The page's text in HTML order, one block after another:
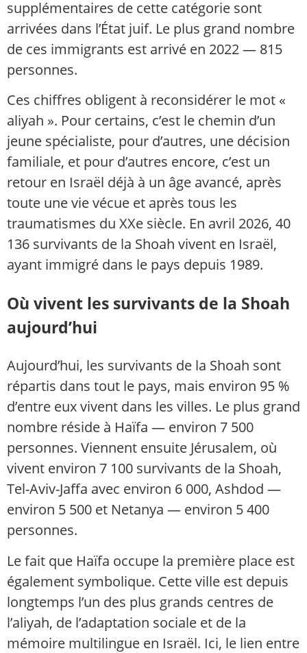
supplémentaires de cette catégorie sont
arrivées dans l’État juif. Le plus grand nombre
de ces immigrants est arrivé en 2022 — 815
personnes.
Ces chiffres obligent à reconsidérer le mot «
aliyah ». Pour certains, c’est le chemin d’un
jeune spécialiste, pour d’autres, une décision
familiale, et pour d’autres encore, c’est un
retour en Israël déjà à un âge avancé, après
toute une vie vécue et après tous les
traumatismes du XXe siècle. En avril 2026, 40
136 survivants de la Shoah vivent en Israël,
ayant immigré dans le pays depuis 1989.
Où vivent les survivants de la Shoah
aujourd’hui
Aujourd’hui, les survivants de la Shoah sont
répartis dans tout le pays, mais environ 95 %
d’entre eux vivent dans les villes. Le plus grand
nombre réside à Haïfa — environ 7 500
personnes. Viennent ensuite Jérusalem, où
vivent environ 7 100 survivants de la Shoah,
Tel-Aviv-Jaffa avec environ 6 000, Ashdod —
environ 5 500 et Netanya — environ 5 400
personnes.
Le fait que Haïfa occupe la première place est
également symbolique. Cette ville est depuis
longtemps l’un des plus grands centres de
l’aliyah, de l’adaptation sociale et de la
mémoire multilingue en Israël. Ici, le lien entre